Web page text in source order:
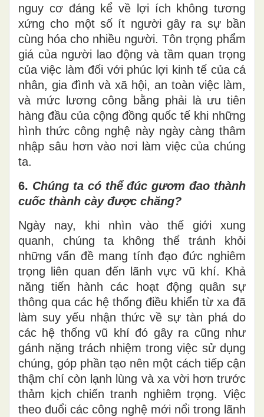
nguy cơ đáng kể về lợi ích không tương
xứng cho một số ít người gây ra sự bần
cùng hóa cho nhiều người. Tôn trọng phẩm
giá của người lao động và tầm quan trọng
của việc làm đối với phúc lợi kinh tế của cá
nhân, gia đình và xã hội, an toàn việc làm,
và mức lương công bằng phải là ưu tiên
hàng đầu của cộng đồng quốc tế khi những
hình thức công nghệ này ngày càng thâm
nhập sâu hơn vào nơi làm việc của chúng
ta.
6. Chúng ta có thể đúc gươm đao thành
cuốc thành cày được chăng?
Ngày nay, khi nhìn vào thế giới xung
quanh, chúng ta không thể tránh khỏi
những vấn đề mang tínhđạo đức nghiêm
trọng liên quan đến lãnh vực vũ khí. Khả
năng tiến hành các hoạt động quân sự
thông qua các hệ thống điều khiển từ xa đã
làm suyyếu nhận thức về sự tàn phá do
các hệ thống vũ khí đó gây ra cũng như
gánh nặng trách nhiệm trong việc sử dụng
chúng, góp phần tạo nên một cách tiếp cận
thậm chí còn lạnh lùng và xavời hơn trước
thảm kịch chiến tranh nghiêm trọng. Việc
theo đuổi các công nghệ mới nổi trong lãnh